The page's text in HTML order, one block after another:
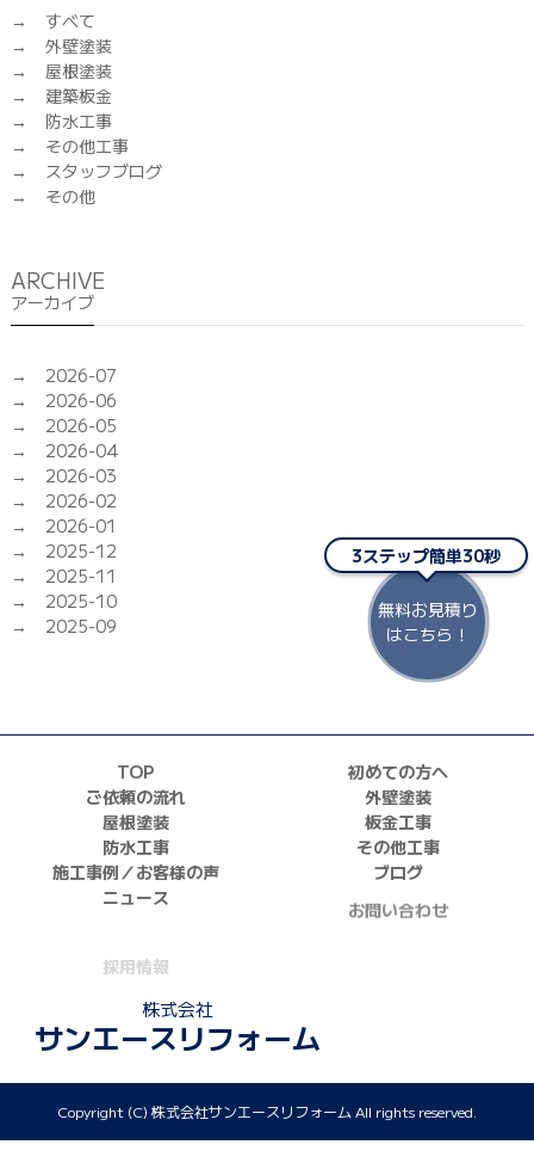
すべて
外壁塗装
屋根塗装
建築板金
防水工事
その他工事
スタッフブログ
その他
ARCHIVE
アーカイブ
2026-07
2026-06
2026-05
2026-04
2026-03
2026-02
2026-01
2025-12
2025-11
2025-10
2025-09
TOP
初めての方へ
ご依頼の流れ
外壁塗装
屋根塗装
板金工事
防水工事
その他工事
施工事例／お客様の声
ブログ
ニュース
正しい業者の選び方
株式会社
サンエースリフォーム
Copyright (C) 株式会社サンエースリフォーム All rights reserved.
3ステップ簡単30秒
無料お見積り
はこちら！